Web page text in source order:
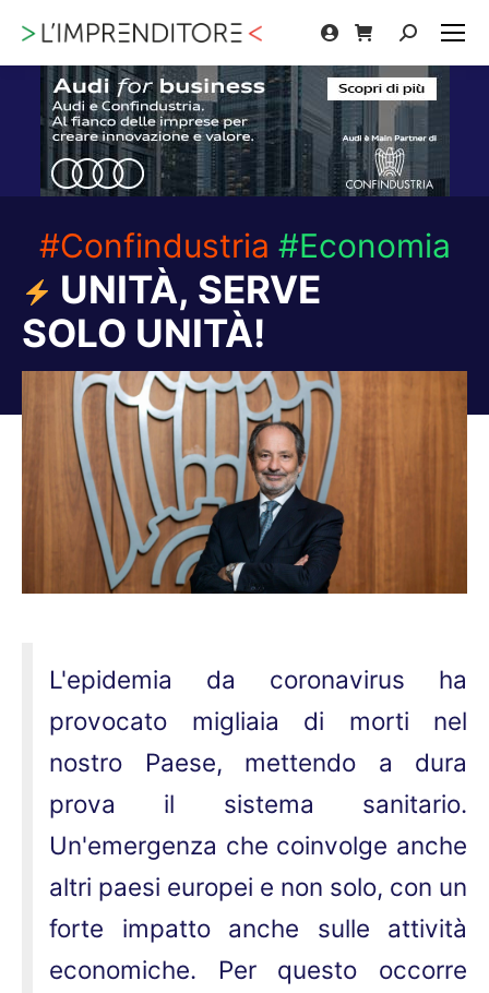
Cerca:
#Confindustria #Economia
UNITÀ, SERVE
SOLO UNITÀ!
Tu sei qui:
L'epidemia da coronavirus ha
provocato migliaia di morti nel
nostro Paese, mettendo a dura
prova il sistema sanitario.
Un'emergenza che coinvolge anche
altri paesi europei e non solo, con un
forte impatto anche sulle attività
economiche. Per questo occorre